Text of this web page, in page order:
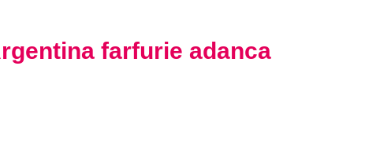
farfurie adanca